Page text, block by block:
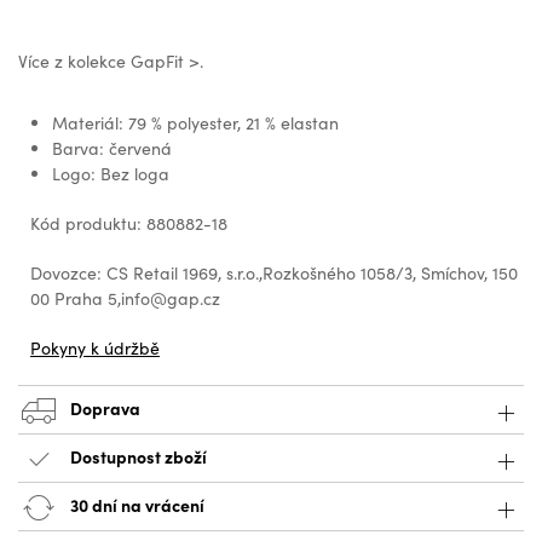
Více z kolekce GapFit >.
Materiál: 79 % polyester, 21 % elastan
Barva: červená
Logo: Bez loga
Kód produktu: 880882-18
Dovozce: CS Retail 1969, s.r.o.,Rozkošného 1058/3, Smíchov, 150
00 Praha 5,info@gap.cz
Pokyny k údržbě
Doprava
Dostupnost zboží
30 dní na vrácení